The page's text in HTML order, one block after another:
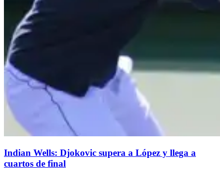
Indian Wells: Djokovic supera a López y llega a
cuartos de final